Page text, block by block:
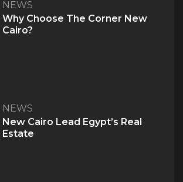
NEWS
Why Choose The Corner New
Cairo?
NEWS
New Cairo Lead Egypt’s Real
Estate